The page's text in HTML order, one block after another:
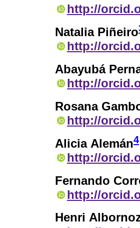
http://
Natalia Piñeiro
http://
Abayubá
http://
Rosana
http://
Alicia Alemán4
http://
Fernando
http://
Henri